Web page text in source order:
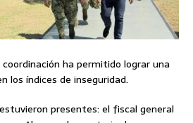
ha permitido lograr una
los índices de inseguridad.
presentes: el fiscal general